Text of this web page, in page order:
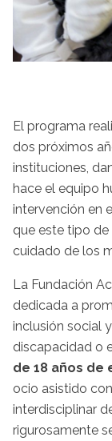
El programa
dos próximos
instituciones,
hace el equipo
intervención en
que este tipo
cuidado de los
La Fundación
dedicada a
inclusión social
discapacidad o
de 18 años de
ocio asistido
interdisciplinar
rigurosamente